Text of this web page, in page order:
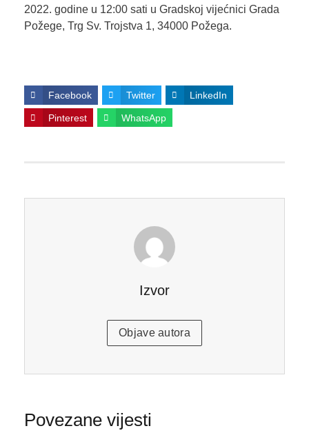
2022. godine u 12:00 sati u Gradskoj vijećnici Grada
Požege, Trg Sv. Trojstva 1, 34000 Požega.
Facebook Twitter LinkedIn
Pinterest WhatsApp
Izvor
Objave autora
Povezane vijesti